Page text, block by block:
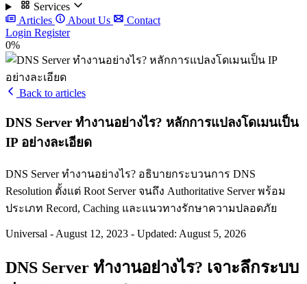
Services
Articles
About Us
Contact
Login Register
0%
Back to articles
DNS Server ทำงานอย่างไร? หลักการแปลงโดเมนเป็น
IP อย่างละเอียด
DNS Server ทำงานอย่างไร? อธิบายกระบวนการ DNS
Resolution ตั้งแต่ Root Server จนถึง Authoritative Server พร้อม
ประเภท Record, Caching และแนวทางรักษาความปลอดภัย
Universal - August 12, 2023 - Updated: August 5, 2026
DNS Server ทำงานอย่างไร? เจาะลึกระบบ